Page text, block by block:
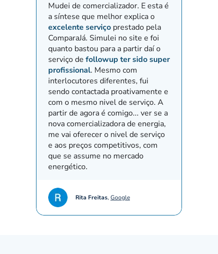
Mudei de comercializador. E esta é
a síntese que melhor explica o
excelente serviço prestado pela
ComparaJá. Simulei no site e foi
quanto bastou para a partir daí o
serviço de followup ter sido super
profissional. Mesmo com
interlocutores diferentes, fui
sendo contactada proativamente e
com o mesmo nivel de serviço. A
partir de agora é comigo... ver se a
nova comercializadora de energia,
me vai oferecer o nivel de serviço
e aos preços competitivos, com
que se assume no mercado
energético.
Rita Freitas, Google